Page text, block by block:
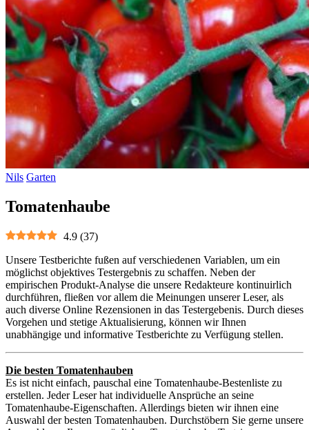
Nils Garten
Tomatenhaube
4.9 (37)
Unsere Testberichte fußen auf verschiedenen Variablen, um ein
möglichst objektives Testergebnis zu schaffen. Neben der
empirischen Produkt-Analyse die unsere Redakteure kontinuirlich
durchführen, fließen vor allem die Meinungen unserer Leser, als
auch diverse Online Rezensionen in das Testergebenis. Durch dieses
Vorgehen und stetige Aktualisierung, können wir Ihnen
unabhängige und informative Testberichte zu Verfügung stellen.
Die besten Tomatenhauben
Es ist nicht einfach, pauschal eine Tomatenhaube-Bestenliste zu
erstellen. Jeder Leser hat individuelle Ansprüche an seine
Tomatenhaube-Eigenschaften. Allerdings bieten wir ihnen eine
Auswahl der besten Tomatenhauben. Durchstöbern Sie gerne unsere